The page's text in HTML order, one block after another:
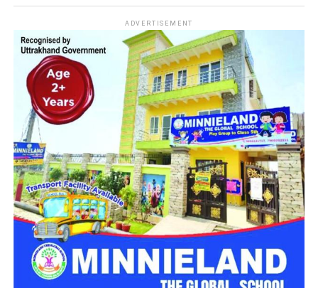
सकता है।
नारी निकेतन में अब जेल जैसा माहौल नहीं,
मिलेगा परिवार जैसा घर!
महिला सशक्तिकरण एवं बाल विकास विभाग की ओर से इसके लिए ‘आलंबन
गांव’ विकसित करने की योजना तैयार की जा रही है। इस योजना का उद्देश्य
नारी निकेतन में रहने वाली महिलाओं और बच्चों को सुरक्षित माहौल के साथ-
साथ घर जैसा अपनापन और स्वतंत्रता देना है।
उत्तराखंड में बन रहा ‘आलंबन गांव’
महिला सशक्तिकरण एवं बाल विकास विभागके निदेशक आईएएस बंशीलाल
राणा के मुताबिक, नारी निकेतन में आने वाली कई महिलाएं और बच्चे खुद को
एक बंद संस्थान या जेल जैसी जगह पर महसूस करते हैं। यही वजह है कि
कई बार बच्चे वहां से निकलने या भागने की कोशिश तक करने लगते हैं।
इसी समस्या को ध्यान में रखते हुए विभाग अब ऐसा इंफ्रास्ट्रक्चर तैयार
ADVERTISEMENT